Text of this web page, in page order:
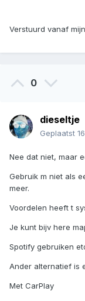
Verstuurd vanaf
0
dieseltje
Geplaatst
Nee dat niet, maar
Gebruik m niet als
meer.
Voordelen heeft t
Je kunt bijv here
Spotify gebruiken
Ander alternatief is
Met CarPlay